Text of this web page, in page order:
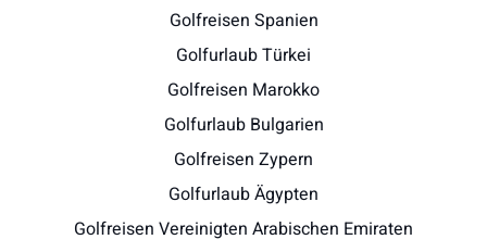
Golfreisen Spanien
Golfurlaub Türkei
Golfreisen Marokko
Golfurlaub Bulgarien
Golfreisen Zypern
Golfurlaub Ägypten
Golfreisen Vereinigten Arabischen Emiraten